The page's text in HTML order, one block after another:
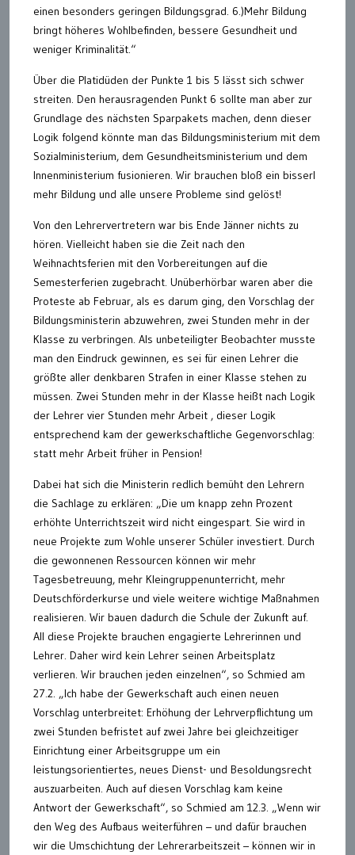
einen besonders geringen Bildungsgrad. 6.)Mehr Bildung
bringt höheres Wohlbefinden, bessere Gesundheit und
weniger Kriminalität.“
Über die Platidüden der Punkte 1 bis 5 lässt sich schwer
streiten. Den herausragenden Punkt 6 sollte man aber zur
Grundlage des nächsten Sparpakets machen, denn dieser
Logik folgend könnte man das Bildungsministerium mit dem
Sozialministerium, dem Gesundheitsministerium und dem
Innenministerium fusionieren. Wir brauchen bloß ein bisserl
mehr Bildung und alle unsere Probleme sind gelöst!
Von den Lehrervertretern war bis Ende Jänner nichts zu
hören. Vielleicht haben sie die Zeit nach den
Weihnachtsferien mit den Vorbereitungen auf die
Semesterferien zugebracht. Unüberhörbar waren aber die
Proteste ab Februar, als es darum ging, den Vorschlag der
Bildungsministerin abzuwehren, zwei Stunden mehr in der
Klasse zu verbringen. Als unbeteiligter Beobachter musste
man den Eindruck gewinnen, es sei für einen Lehrer die
größte aller denkbaren Strafen in einer Klasse stehen zu
müssen. Zwei Stunden mehr in der Klasse heißt nach Logik
der Lehrer vier Stunden mehr Arbeit , dieser Logik
entsprechend kam der gewerkschaftliche Gegenvorschlag:
statt mehr Arbeit früher in Pension!
Dabei hat sich die Ministerin redlich bemüht den Lehrern
die Sachlage zu erklären: „Die um knapp zehn Prozent
erhöhte Unterrichtszeit wird nicht eingespart. Sie wird in
neue Projekte zum Wohle unserer Schüler investiert. Durch
die gewonnenen Ressourcen können wir mehr
Tagesbetreuung, mehr Kleingruppenunterricht, mehr
Deutschförderkurse und viele weitere wichtige Maßnahmen
realisieren. Wir bauen dadurch die Schule der Zukunft auf.
All diese Projekte brauchen engagierte Lehrerinnen und
Lehrer. Daher wird kein Lehrer seinen Arbeitsplatz
verlieren. Wir brauchen jeden einzelnen“, so Schmied am
27.2. „Ich habe der Gewerkschaft auch einen neuen
Vorschlag unterbreitet: Erhöhung der Lehrverpflichtung um
zwei Stunden befristet auf zwei Jahre bei gleichzeitiger
Einrichtung einer Arbeitsgruppe um ein
leistungsorientiertes, neues Dienst- und Besoldungsrecht
auszuarbeiten. Auch auf diesen Vorschlag kam keine
Antwort der Gewerkschaft“, so Schmied am 12.3. „Wenn wir
den Weg des Aufbaus weiterführen – und dafür brauchen
wir die Umschichtung der Lehrerarbeitszeit – können wir in